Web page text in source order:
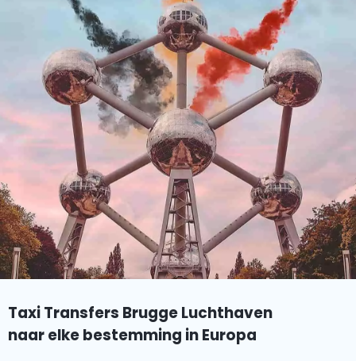
Taxi Transfers Brugge Luchthaven
naar elke bestemming in Europa